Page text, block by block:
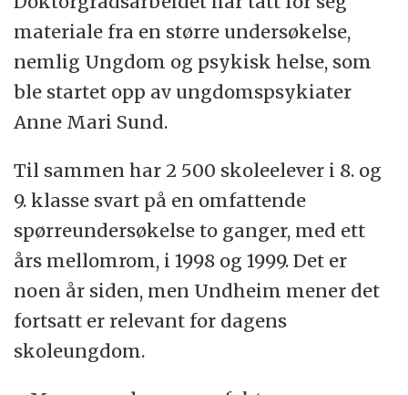
materiale fra en større undersøkelse,
nemlig Ungdom og psykisk helse, som
ble startet opp av ungdomspsykiater
Anne Mari Sund.
Til sammen har 2 500 skoleelever i 8. og
9. klasse svart på en omfattende
spørreundersøkelse to ganger, med ett
års mellomrom, i 1998 og 1999. Det er
noen år siden, men Undheim mener det
fortsatt er relevant for dagens
skoleungdom.